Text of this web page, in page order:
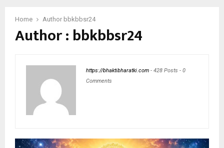
Home Author bbkbbsr24
Author : bbkbbsr24
https://bhaktibharatki.com - 428 Posts - 0
Comments